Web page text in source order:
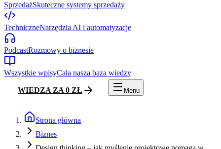
SprzedażSkuteczne systemy sprzedaży
TechniczneNarzędzia AI i automatyzacje
PodcastRozmowy o biznesie
Wszystkie wpisyCała nasza baza wiedzy
WIEDZA ZA 0 ZŁ Menu
Strona główna
Biznes